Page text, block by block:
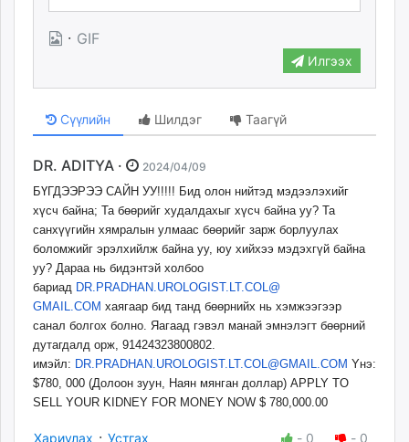
· GIF
Илгээх
Сүүлийн Шилдэг Таагүй
DR. ADITYA ·
2024/04/09
БҮГДЭЭРЭЭ САЙН УУ!!!!! Бид олон нийтэд мэдээлэхийг
хүсч байна; Та бөөрийг худалдахыг хүсч байна уу? Та
санхүүгийн хямралын улмаас бөөрийг зарж борлуулах
боломжийг эрэлхийлж байна уу, юу хийхээ мэдэхгүй байна
уу? Дараа нь бидэнтэй холбоо
бариад DR.PRADHAN.UROLOGIST.LT.COL@
GMAIL.COM хаягаар бид танд бөөрнийх нь хэмжээгээр
санал болгох болно. Яагаад гэвэл манай эмнэлэгт бөөрний
дутагдалд орж, 91424323800802.
имэйл: DR.PRADHAN.UROLOGIST.LT.COL@GMAIL.COM Yнэ:
$780, 000 (Долоон зуун, Наян мянган доллар) APPLY TO
SELL YOUR KIDNEY FOR MONEY NOW $ 780,000.00
Хариулах · Устгах - 0 - 0